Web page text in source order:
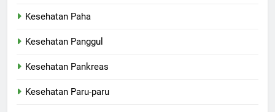
Kesehatan Paha
Kesehatan Panggul
Kesehatan Pankreas
Kesehatan Paru-paru